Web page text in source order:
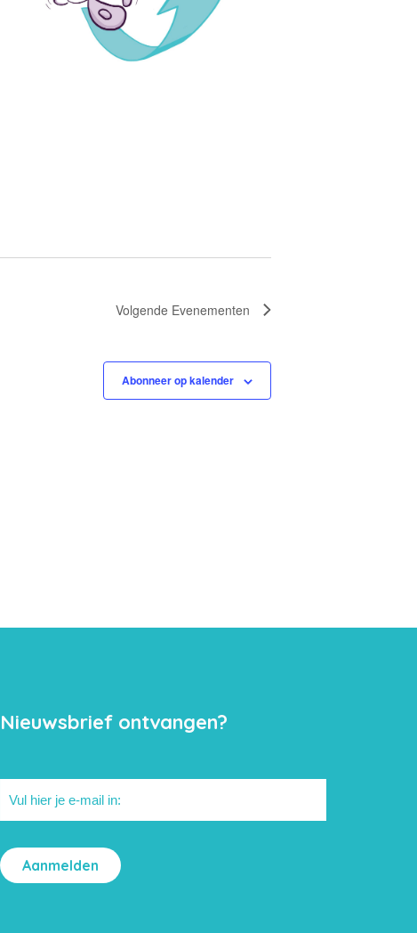
Volgende Evenementen
Abonneer op kalender
Nieuwsbrief ontvangen?